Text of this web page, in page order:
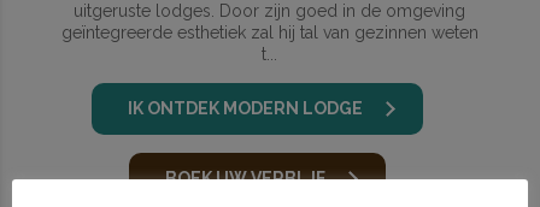
uitgeruste lodges. Door zijn goed in de omgeving
geïntegreerde esthetiek zal hij tal van gezinnen weten
t...
IK ONTDEK MODERN LODGE
BOEK UW VERBLJF